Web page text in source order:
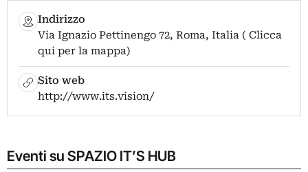
Indirizzo
Via Ignazio Pettinengo 72, Roma, Italia ( Clicca
qui per la mappa)
Sito web
http://www.its.vision/
Eventi su SPAZIO IT’S HUB